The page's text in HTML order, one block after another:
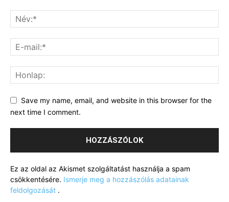
Save my name, email, and website in this browser for the
next time I comment.
Ez az oldal az Akismet szolgáltatást használja a spam
csökkentésére. Ismerje meg a hozzászólás adatainak
feldolgozását .